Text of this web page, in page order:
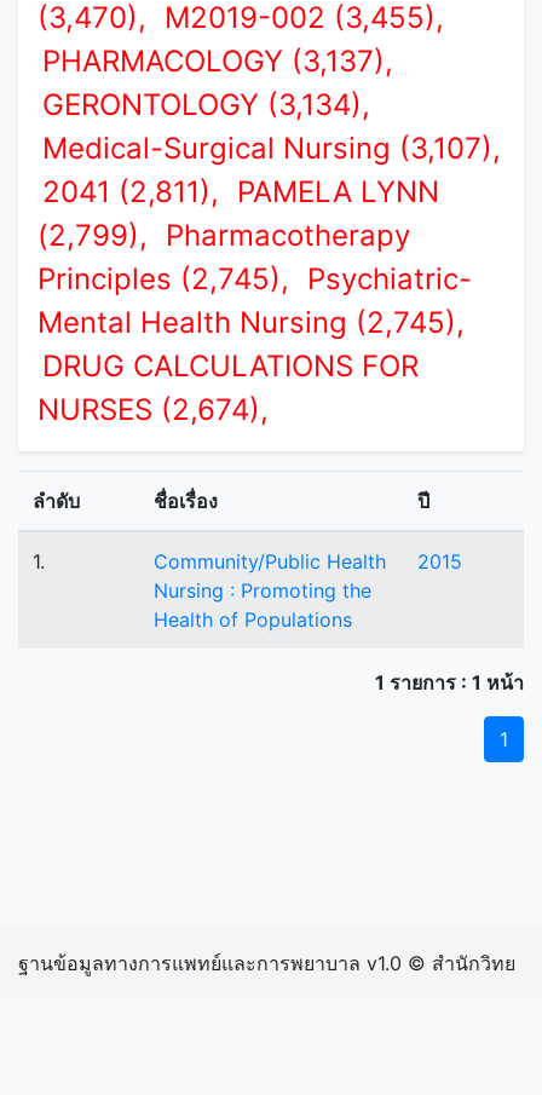
(3,470),
M2019-002 (3,455),
PHARMACOLOGY (3,137),
GERONTOLOGY (3,134),
Medical-Surgical Nursing (3,107),
2041 (2,811),
PAMELA LYNN
(2,799),
Pharmacotherapy
Principles (2,745),
Psychiatric-
Mental Health Nursing (2,745),
DRUG CALCULATIONS FOR
NURSES (2,674),
ลำดับ ชื่อเรื่อง ปี
1.
Community/Public Health
Nursing : Promoting the
Health of Populations
2015
1 รายการ : 1 หน้า
1
ฐานข้อมูลทางการแพทย์และการพยาบาล v1.0 © สำนักวิทย